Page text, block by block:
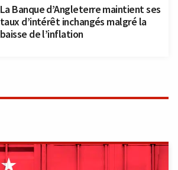
La Banque d’Angleterre maintient ses
taux d’intérêt inchangés malgré la
baisse de l’inflation